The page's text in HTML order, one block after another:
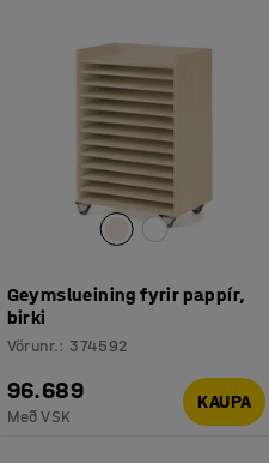
Geymslueining fyrir pappír,
birki
Vörunr.:374592
96.689
Með VSK
KAUPA